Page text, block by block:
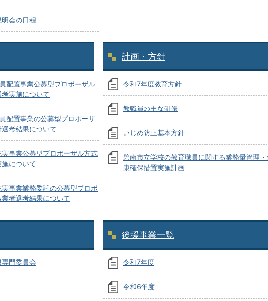
会の日程
配置事業公募型プロポーザル
実施について
配置事業の公募型プロポーザ
考結果について
実事業公募型プロポーザル方式
について
事業業務委託の公募型プロポ
者選考結果について
計画・方針
令和7年度教育方針
教職員の主な研修
いじめ防止基本方針
碧南市立学校の教育職員に関する業務量管理・
康確保措置実施計画
門委員会
後援事業一覧
令和7年度
令和6年度